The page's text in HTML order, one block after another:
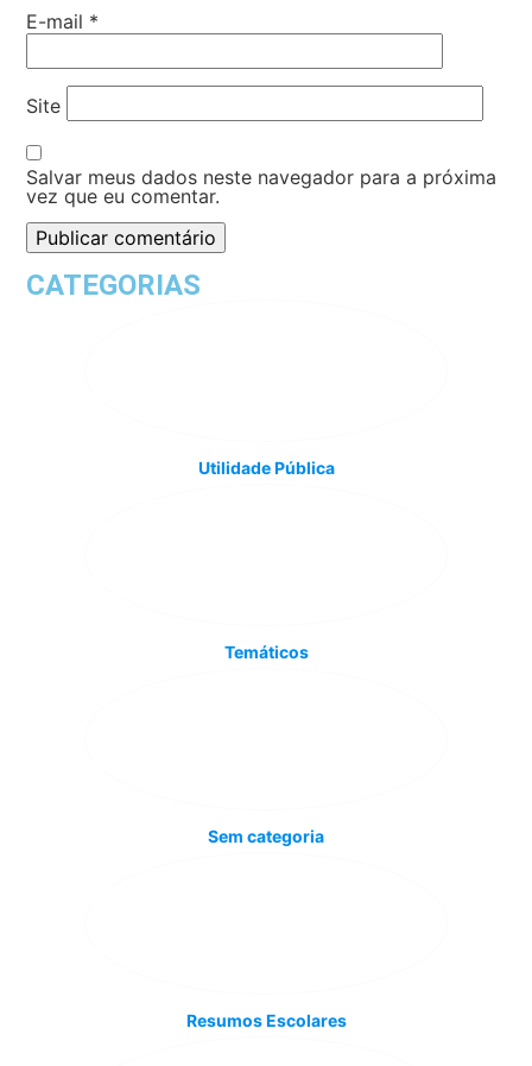
E-mail *
Site
Salvar meus dados neste navegador para a próxima
vez que eu comentar.
CATEGORIAS
Utilidade Pública
Temáticos
Sem categoria
Resumos Escolares